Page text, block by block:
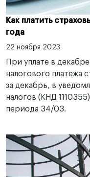
Как платить
года
22 ноября 2023
При уплате в
налогового платежа
за декабрь, в
налогов (КНД
периода 34/03.